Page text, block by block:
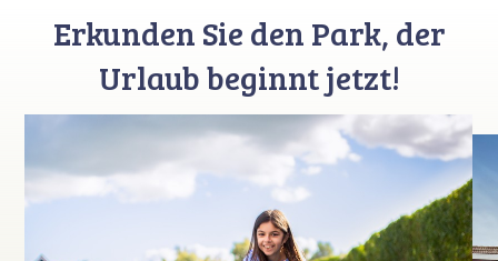
Erkunden Sie den Park, der
Urlaub beginnt jetzt!